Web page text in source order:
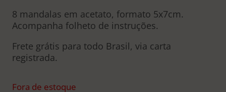
8 mandalas em acetato, formato 5x7cm.
Acompanha folheto de instruções.
Frete grátis para todo Brasil, via carta
registrada.
Fora de estoque